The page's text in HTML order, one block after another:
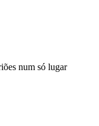
num só lugar